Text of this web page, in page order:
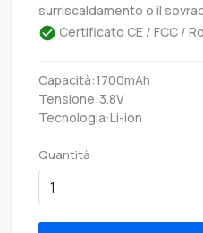
surriscaldamento o il
Certificato CE / FCC /
Capacità:1700mAh
Tensione:3.8V
Tecnologia:Li-ion
Quantità